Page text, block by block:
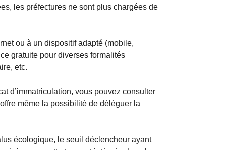
les préfectures ne sont plus chargées de
ou à un dispositif adapté (mobile,
gratuite pour diverses formalités
etc.
d’immatriculation, vous pouvez consulter
même la possibilité de déléguer la
écologique, le seuil déclencheur ayant